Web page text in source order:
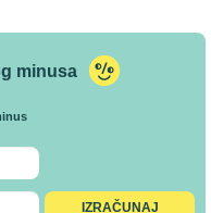
minusa